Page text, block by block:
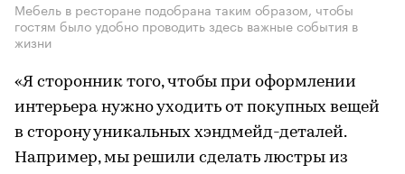
Мебель в ресторане подобрана таким образом, чтобы
гостям было удобно проводить здесь важные события в
жизни
«Я сторонник того, чтобы при оформлении
интерьера нужно уходить от покупных вещей
в сторону уникальных хэндмейд-деталей.
Например, мы решили сделать люстры из